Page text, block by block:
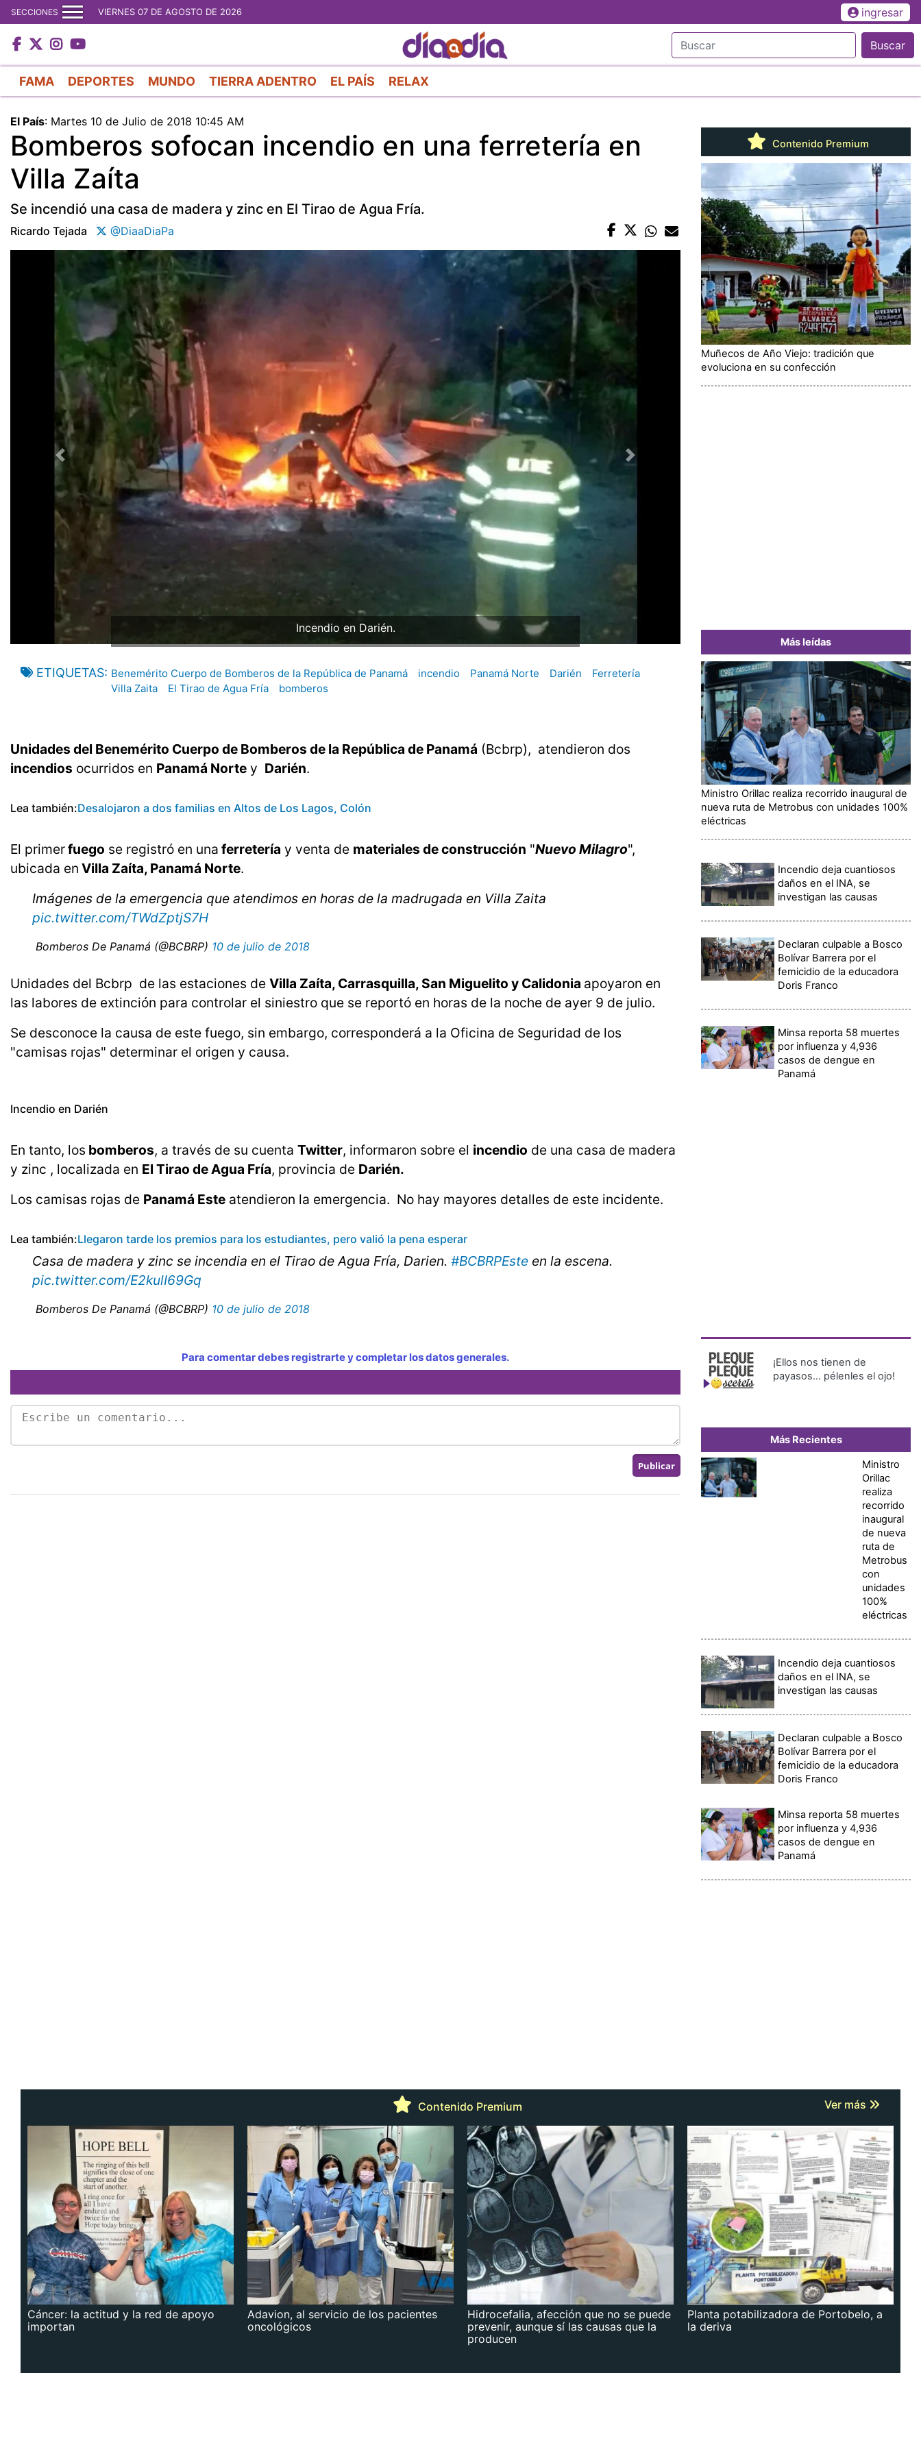
al
contenido
principal
SECCIONES VIERNES 07 DE AGOSTO DE 2026 ingresar
Buscar
FAMA DEPORTES MUNDO TIERRA ADENTRO EL PAÍS RELAX
El País: Martes 10 de Julio de 2018 10:45 AM
Bomberos sofocan incendio en una ferretería en
Villa Zaíta
Se incendió una casa de madera y zinc en El Tirao de Agua Fría.
Ricardo Tejada @DiaaDiaPa
Incendio en Villa Zaíta.
ETIQUETAS Benemérito Cuerpo de Bomberos de la República de Panamá incendio Panamá Norte Darién
Ferretería
Villa Zaita
El Tirao de Agua Fría bomberos
Unidades del Benemérito Cuerpo de Bomberos de la República de Panamá (Bcbrp), atendieron dos
incendios ocurridos en Panamá Norte y Darién.
Lea también:Desalojaron a dos familias en Altos de Los Lagos, Colón
El primerfuego se registró en una ferretería y venta de materiales de construcción "Nuevo Milagro",
ubicada en Villa Zaíta, Panamá Norte.
Imágenes de la emergencia que atendimos en horas de la madrugada en Villa Zaita
pic.twitter.com/TWdZptjS7H
 Bomberos De Panamá (@BCBRP) 10 de julio de 2018
Unidades del Bcbrp de las estaciones de Villa Zaíta, Carrasquilla, San Miguelito y Calidonia apoyaron en
las labores de extinción para controlar el siniestro que se reportó en horas de la noche de ayer 9 de julio.
Se desconoce la causa de este fuego, sin embargo, corresponderá a la Oficina de Seguridad de los
"camisas rojas" determinar el origen y causa.
Incendio en Darién
En tanto, los bomberos, a través de su cuenta Twitter, informaron sobre el incendio de una casa de madera
y zinc , localizada en El Tirao de Agua Fría, provincia de Darién.
Los camisas rojas de Panamá Este atendieron la emergencia. No hay mayores detalles de este incidente.
Lea también:Llegaron tarde los premios para los estudiantes, pero valió la pena esperar
Casa de madera y zinc se incendia en el Tirao de Agua Fría, Darien. #BCBRPEste en la escena.
pic.twitter.com/E2kulI69Gq
 Bomberos De Panamá (@BCBRP) 10 de julio de 2018
Para comentar debes registrarte y completar los datos generales.
Contenido Premium
Muñecos de Año Viejo: tradición que
evoluciona en su confección
Más leídas
Ministro Orillac realiza recorrido inaugural de
nueva ruta de Metrobus con unidades 100%
eléctricas
Incendio deja cuantiosos
daños en el INA, se
investigan las causas
Declaran culpable a Bosco
Bolívar Barrera por el
femicidio de la educadora
Doris Franco
Minsa reporta 58 muertes
por influenza y 4,936
casos de dengue en
Panamá
¡Ellos nos tienen de
payasos… pélenles el ojo!
Más Recientes
Ministro
Orillac
realiza
recorrido
inaugural
de nueva
ruta de
Metrobus
con
unidades
100%
eléctricas
Incendio deja cuantiosos
daños en el INA, se
investigan las causas
Declaran culpable a Bosco
Bolívar Barrera por el
femicidio de la educadora
Doris Franco
Minsa reporta 58 muertes
por influenza y 4,936
casos de dengue en
Panamá
Contenido Premium Ver más
Cáncer: la actitud y la red de apoyo
importan
Adavion, al servicio de los pacientes
oncológicos
Hidrocefalia, afección que no se puede
prevenir, aunque sí las causas que la
producen
Planta potabilizadora de Portobelo, a
la deriva